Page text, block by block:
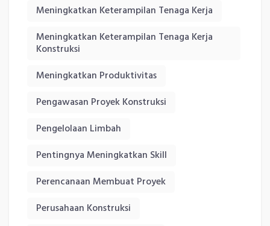
Meningkatkan Keterampilan Tenaga Kerja
Meningkatkan Keterampilan Tenaga Kerja
Konstruksi
Meningkatkan Produktivitas
Pengawasan Proyek Konstruksi
Pengelolaan Limbah
Pentingnya Meningkatkan Skill
Perencanaan Membuat Proyek
Perusahaan Konstruksi